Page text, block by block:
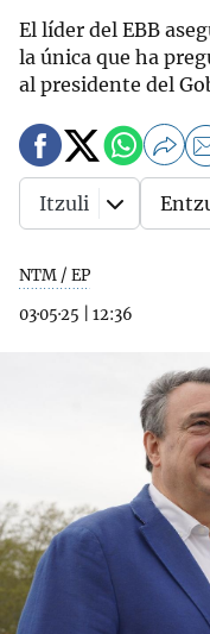
El líder del EBB
la única que ha
al presidente del
NTM / EP
03·05·25
12:36
Itzuli